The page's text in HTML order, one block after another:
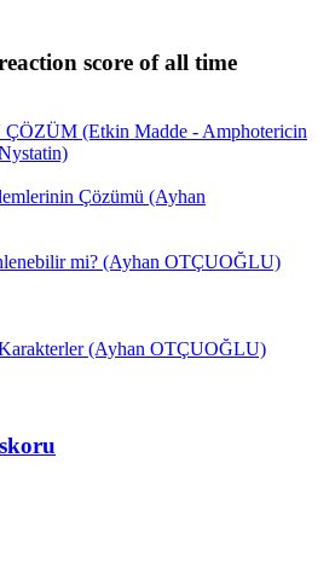
score of all time
(Etkin Madde - Amphotericin
Çözümü (Ayhan
mi? (Ayhan OTÇUOĞLU)
(Ayhan OTÇUOĞLU)